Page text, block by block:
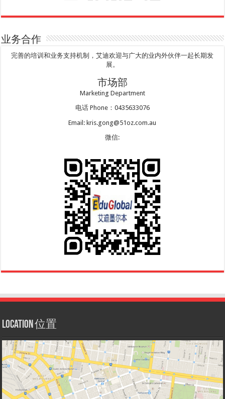
业务合作
完善的培训和业务支持机制，艾迪欢迎与广大的业内外伙伴一起长期发
展。
市场部
Marketing Department
电话 Phone：0435633076
Email: kris.gong@51oz.com.au
微信:
Location 位置